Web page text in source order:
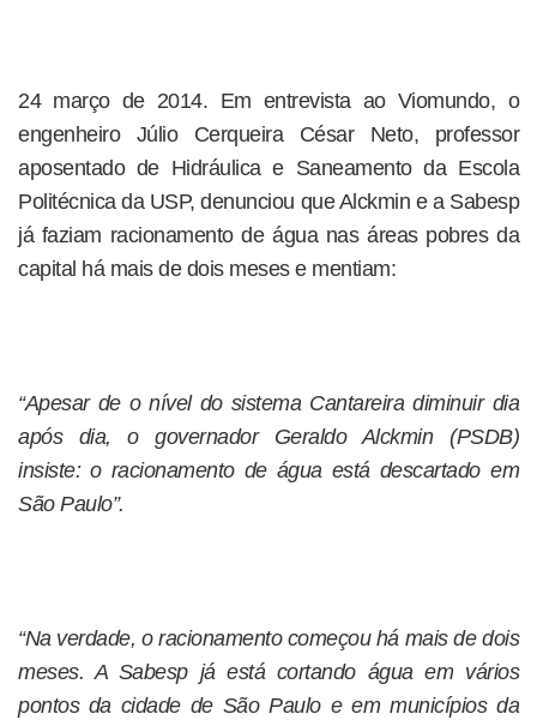
24 março de 2014. Em entrevista ao Viomundo, o
engenheiro Júlio Cerqueira César Neto, professor
aposentado de Hidráulica e Saneamento da Escola
Politécnica da USP, denunciou que Alckmin e a Sabesp
já faziam racionamento de água nas áreas pobres da
capital há mais de dois meses e mentiam:
“Apesar de o nível do sistema Cantareira diminuir dia
após dia, o governador Geraldo Alckmin (PSDB)
insiste: o racionamento de água está descartado em
São Paulo”.
“Na verdade, o racionamento começou há mais de dois
meses. A Sabesp já está cortando água em vários
pontos da cidade de São Paulo e em municípios da